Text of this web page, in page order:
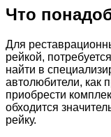
Что
Для
рейкой,
найти в
автолюбители, как
приобрести
обходится
рейку.